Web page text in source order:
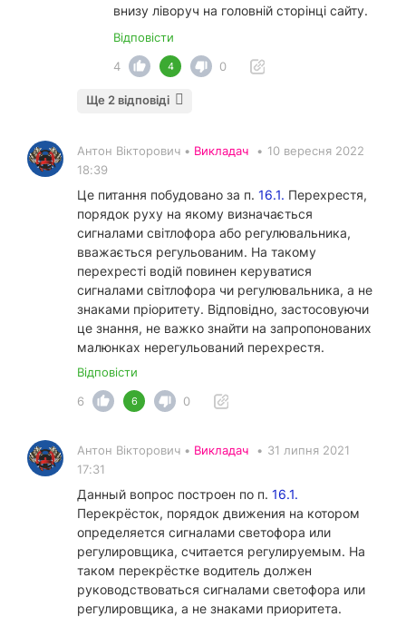
внизу ліворуч на головній сторінці сайту.
Відповісти
4
4 0
Ще 2 відповіді
Антон Вікторович • Викладач • 10 вересня 2022
18:39
Це питання побудовано за п. 16.1. Перехрестя,
порядок руху на якому визначається
сигналами світлофора або регулювальника,
вважається регульованим. На такому
перехресті водій повинен керуватися
сигналами світлофора чи регулювальника, а не
знаками пріоритету. Відповідно, застосовуючи
це знання, не важко знайти на запропонованих
малюнках нерегульований перехрестя.
Відповісти
6
6 0
Антон Вікторович • Викладач • 31 липня 2021
17:31
Данный вопрос построен по п. 16.1.
Перекрёсток, порядок движения на котором
определяется сигналами светофора или
регулировщика, считается регулируемым. На
таком перекрёстке водитель должен
руководствоваться сигналами светофора или
регулировщика, а не знаками приоритета.